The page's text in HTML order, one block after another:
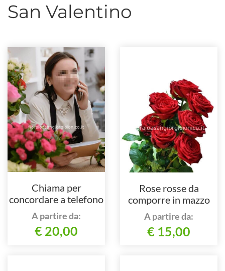
San Valentino
Chiama per
concordare a telefono
A partire da:
€ 20,00
Rose rosse da
comporre in mazzo
per numero di steli.
A partire da:
€ 15,00